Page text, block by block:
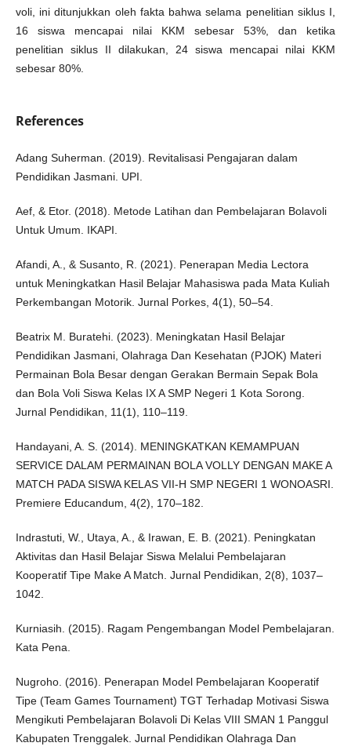
voli, ini ditunjukkan oleh fakta bahwa selama penelitian siklus I,
16 siswa mencapai nilai KKM sebesar 53%, dan ketika
penelitian siklus II dilakukan, 24 siswa mencapai nilai KKM
sebesar 80%.
References
Adang Suherman. (2019). Revitalisasi Pengajaran dalam
Pendidikan Jasmani. UPI.
Aef, & Etor. (2018). Metode Latihan dan Pembelajaran Bolavoli
Untuk Umum. IKAPI.
Afandi, A., & Susanto, R. (2021). Penerapan Media Lectora
untuk Meningkatkan Hasil Belajar Mahasiswa pada Mata Kuliah
Perkembangan Motorik. Jurnal Porkes, 4(1), 50–54.
Beatrix M. Buratehi. (2023). Meningkatan Hasil Belajar
Pendidikan Jasmani, Olahraga Dan Kesehatan (PJOK) Materi
Permainan Bola Besar dengan Gerakan Bermain Sepak Bola
dan Bola Voli Siswa Kelas IX A SMP Negeri 1 Kota Sorong.
Jurnal Pendidikan, 11(1), 110–119.
Handayani, A. S. (2014). MENINGKATKAN KEMAMPUAN
SERVICE DALAM PERMAINAN BOLA VOLLY DENGAN MAKE A
MATCH PADA SISWA KELAS VII-H SMP NEGERI 1 WONOASRI.
Premiere Educandum, 4(2), 170–182.
Indrastuti, W., Utaya, A., & Irawan, E. B. (2021). Peningkatan
Aktivitas dan Hasil Belajar Siswa Melalui Pembelajaran
Kooperatif Tipe Make A Match. Jurnal Pendidikan, 2(8), 1037–
1042.
Kurniasih. (2015). Ragam Pengembangan Model Pembelajaran.
Kata Pena.
Nugroho. (2016). Penerapan Model Pembelajaran Kooperatif
Tipe (Team Games Tournament) TGT Terhadap Motivasi Siswa
Mengikuti Pembelajaran Bolavoli Di Kelas VIII SMAN 1 Panggul
Kabupaten Trenggalek. Jurnal Pendidikan Olahraga Dan